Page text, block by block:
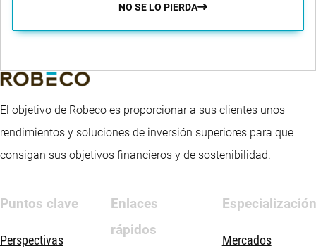
NO SE LO PIERDA
El objetivo de Robeco es proporcionar a sus clientes unos
rendimientos y soluciones de inversión superiores para que
consigan sus objetivos financieros y de sostenibilidad.
Puntos clave
Perspectivas
Enlaces
rápidos
Especialización
Mercados